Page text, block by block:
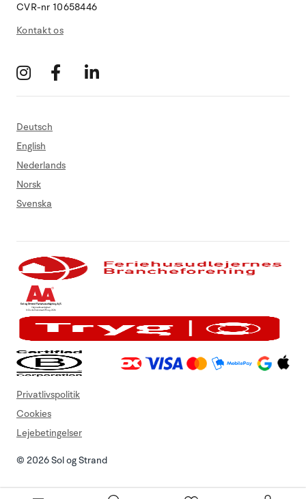
CVR-nr 10658446
Kontakt os
Deutsch
English
Nederlands
Norsk
Svenska
© 2026 Sol og Strand
Privatlivspolitik
Cookies
Lejebetingelser